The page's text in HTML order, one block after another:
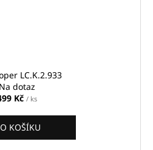
LC.K.2.933
Na dotaz
Kč / ks
KOŠÍKU